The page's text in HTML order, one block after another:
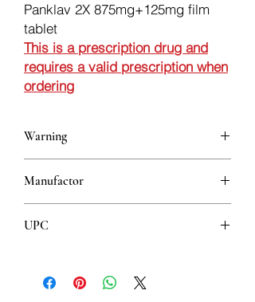
Panklav 2X 875mg+125mg film
tablet
This is a prescription drug and
requires a valid prescription when
ordering
Warning
a valid prescription when ordering
Manufactor
UPC